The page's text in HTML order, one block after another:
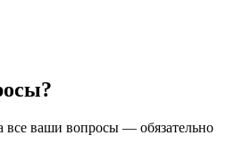
все ваши вопросы — обязательно